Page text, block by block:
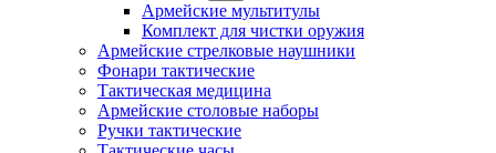
Армейские мультитулы
Комплект для чистки оружия
Армейские стрелковые наушники
Фонари тактические
Тактическая медицина
Армейские столовые наборы
Ручки тактические